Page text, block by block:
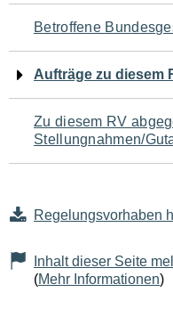
Betroffene
Aufträge zu diesem
Zu diesem RV
Stellungnahmen/
Regelungsvorhaben
Inhalt dieser Seite
(Mehr Informationen)